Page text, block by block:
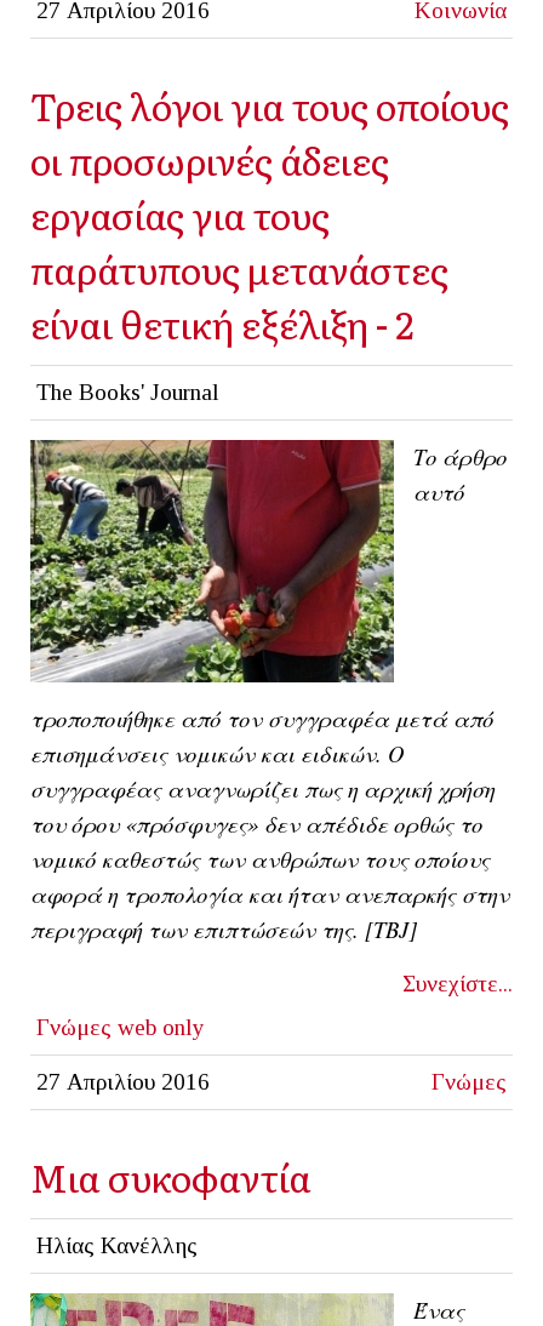
27 Απριλίου 2016 Κοινωνία
Τρεις λόγοι για τους οποίους
οι προσωρινές άδειες
εργασίας για τους
παράτυπους μετανάστες
είναι θετική εξέλιξη - 2
The Books' Journal
Το άρθρο
αυτό
τροποποιήθηκε από τον συγγραφέα μετά από
επισημάνσεις νομικών και ειδικών. O
συγγραφέας αναγνωρίζει πως η αρχική χρήση
του όρου «πρόσφυγες» δεν απέδιδε ορθώς το
νομικό καθεστώς των ανθρώπων τους οποίους
αφορά η τροπολογία και ήταν ανεπαρκής στην
περιγραφή των επιπτώσεών της. [ΤΒJ]
Συνεχίστε...
Γνώμες web only
27 Απριλίου 2016 Γνώμες
Μια συκοφαντία
Ηλίας Κανέλλης
Ένας